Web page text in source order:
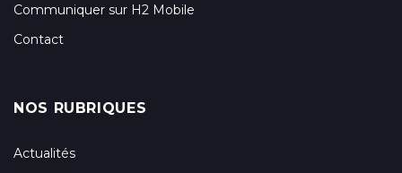
Communiquer sur H2 Mobile
Contact
NOS RUBRIQUES
Actualités